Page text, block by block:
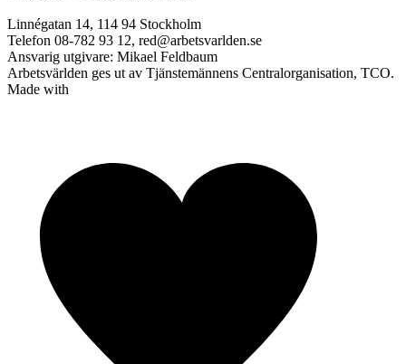
Linnégatan 14, 114 94 Stockholm
Telefon 08-782 93 12, red@arbetsvarlden.se
Ansvarig utgivare: Mikael Feldbaum
Arbetsvärlden ges ut av Tjänstemännens Centralorganisation, TCO.
Made with